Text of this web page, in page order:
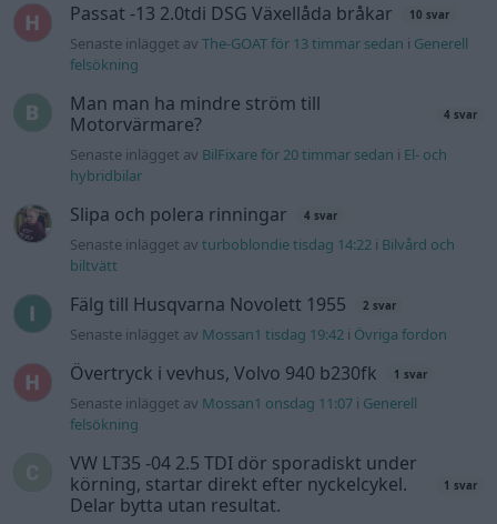
Passat -13 2.0tdi DSG Växellåda bråkar 10 svar
Senaste inlägget avThe-GOAT för 13 timmar sedan i Generell
felsökning
Man man ha mindre ström till
Motorvärmare?
4 svar
Senaste inlägget av BilFixare för 20 timmar sedan i El- och
hybridbilar
Slipa och polera rinningar 4 svar
Senaste inlägget avturboblondie tisdag 14:22 i Bilvård och
biltvätt
Fälg till Husqvarna Novolett 1955 2 svar
Senaste inlägget av Mossan1 tisdag 19:42 i Övriga fordon
Övertryck i vevhus, Volvo 940 b230fk 1 svar
Senaste inlägget av Mossan1 onsdag 11:07 i Generell
felsökning
VW LT35 -04 2.5 TDI dör sporadiskt under
körning, startar direkt efter nyckelcykel.
Delar bytta utan resultat.
1 svar